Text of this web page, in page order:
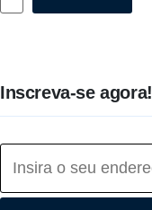
Inscreva-se agora!